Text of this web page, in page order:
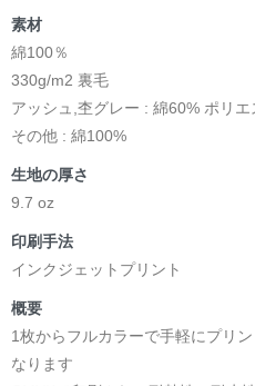
素材
綿100％
330g/m2 裏毛
アッシュ,杢グレー : 綿60% ポリ
その他 : 綿100%
生地の厚さ
9.7 oz
印刷手法
インクジェットプリント
概要
1枚からフルカラーで手軽にプリ
なります